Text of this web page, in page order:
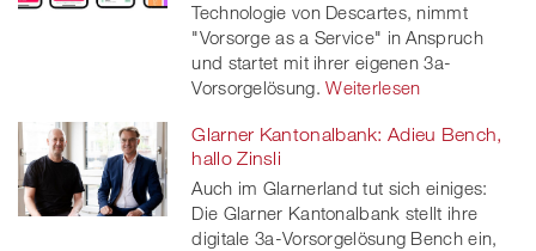
Technologie von Descartes, nimmt
"Vorsorge as a Service" in Anspruch
und startet mit ihrer eigenen 3a-
Vorsorgelösung. Weiterlesen
Glarner Kantonalbank: Adieu Bench,
hallo Zinsli
Auch im Glarnerland tut sich einiges:
Die Glarner Kantonalbank stellt ihre
digitale 3a-Vorsorgelösung Bench ein,